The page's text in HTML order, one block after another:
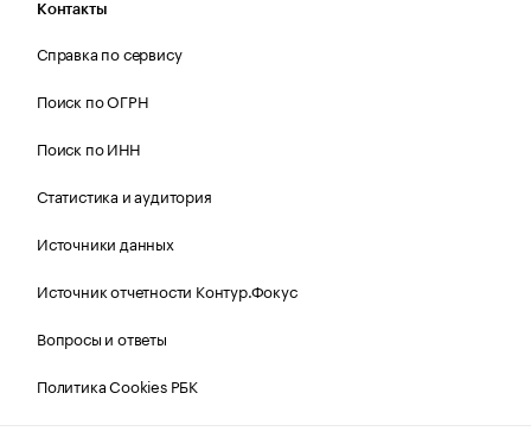
Контакты
Справка по сервису
Поиск по ОГРН
Поиск по ИНН
Статистика и аудитория
Источники данных
Источник отчетности Контур.Фокус
Вопросы и ответы
Политика Cookies РБК